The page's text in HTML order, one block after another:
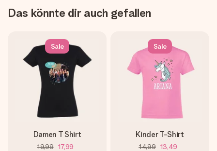
Das könnte dir auch gefallen
Sale
Damen T Shirt
19,99 17,99
Sale
Kinder T-Shirt
14,99 13,49